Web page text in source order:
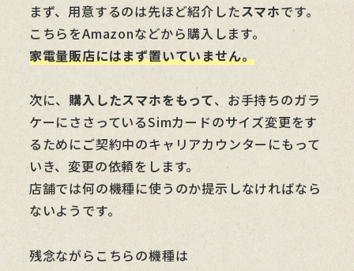
まず、用意するのは先ほど紹介したスマホです。
こちらをAmazonなどから購入します。
家電量販店にはまず置いていません。
次に、購入したスマホをもって、お手持ちのガラ
ケーにささっているSimカードのサイズ変更をす
るためにご契約中のキャリアカウンターにもって
いき、変更の依頼をします。
店舗では何の機種に使うのか提示しなければなら
ないようです。
残念ながらこちらの機種は